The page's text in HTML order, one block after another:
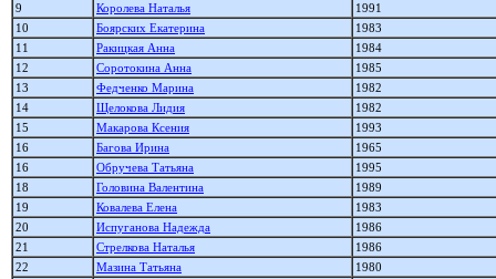
9
Королева Наталья
1991
10
Боярских Екатерина
1983
11
Ракицкая Анна
1984
12
Соротокина Анна
1985
13
Федченко Марина
1982
14
Щелокова Лидия
1982
15
Макарова Ксения
1993
16
Багова Ирина
1965
16
Обручева Татьяна
1995
18
Головина Валентина
1989
19
Ковалева Елена
1983
20
Испуганова Надежда
1986
21
Стрелкова Наталья
1986
22
Мазина Татьяна
1980